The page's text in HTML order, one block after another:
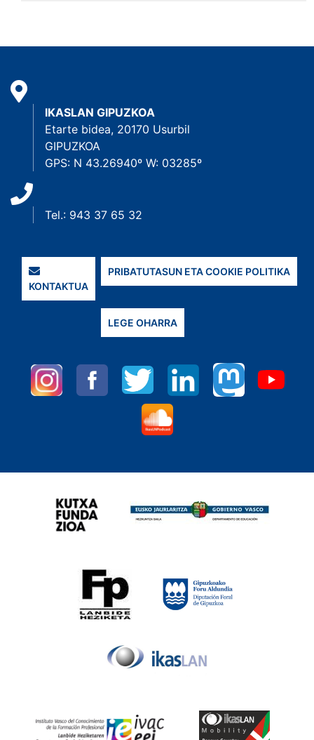
IKASLAN GIPUZKOA
Etarte bidea, 20170 Usurbil
GIPUZKOA
GPS: N 43.26940º W: 03285º
Tel.: 943 37 65 32
KONTAKTUA
PRIBATUTASUN ETA COOKIE POLITIKA
LEGE OHARRA